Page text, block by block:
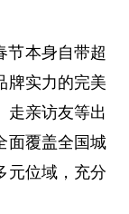
节本身自带超
牌实力的完美
走亲访友等出
面覆盖全国城
元位域，充分